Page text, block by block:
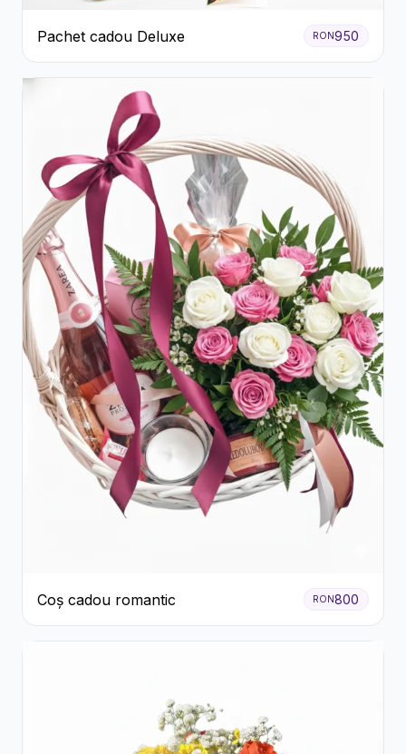
Pachet cadou Deluxe RON950
Coș cadou romantic RON800